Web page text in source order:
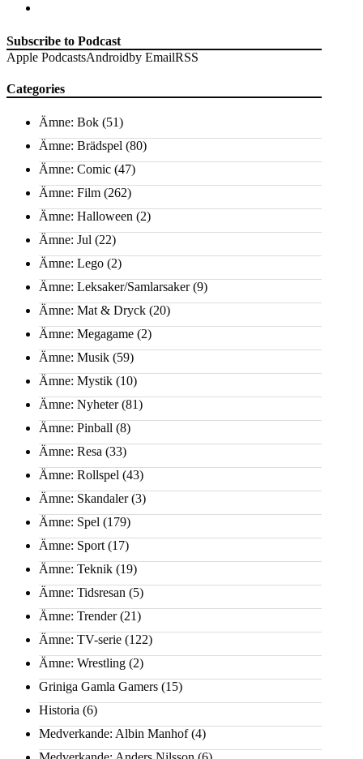
Subscribe to Podcast
Apple PodcastsAndroidby EmailRSS
Categories
Ämne: Bok (51)
Ämne: Brädspel (80)
Ämne: Comic (47)
Ämne: Film (262)
Ämne: Halloween (2)
Ämne: Jul (22)
Ämne: Lego (2)
Ämne: Leksaker/Samlarsaker(9)
Ämne: Mat & Dryck (20)
Ämne: Megagame (2)
Ämne: Musik (59)
Ämne: Mystik (10)
Ämne: Nyheter(81)
Ämne: Pinball (8)
Ämne: Resa (33)
Ämne: Rollspel (43)
Ämne: Skandaler(3)
Ämne: Spel (179)
Ämne: Sport (17)
Ämne: Teknik (19)
Ämne: Tidsresan (5)
Ämne: Trender(21)
Ämne: TV-serie (122)
Ämne: Wrestling (2)
Griniga Gamla Gamers (15)
Historia (6)
Medverkande: Albin Manhof(4)